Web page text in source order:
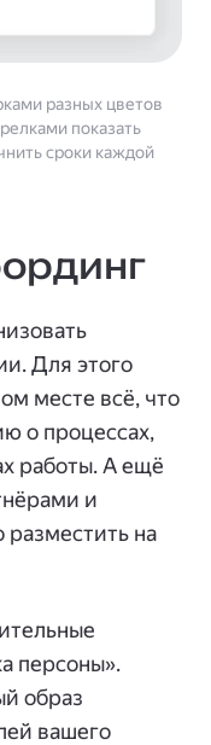
разных цветов
показать
сроки каждой
Для этого
месте всё, что
о процессах,
работы. А ещё
и
на
персоны».
образ
вашего